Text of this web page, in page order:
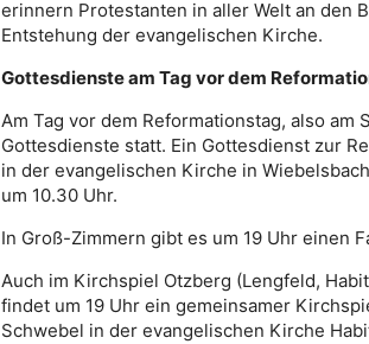
erinnern Protestanten in aller Welt an den
Entstehung der evangelischen Kirche.
Gottesdienste am Tag vor dem
Am Tag vor dem Reformationstag, also
Gottesdienste statt. Ein Gottesdienst zur
in der evangelischen Kirche in
um 10.30 Uhr.
In Groß-Zimmern gibt es um 19 Uhr einen
Auch im Kirchspiel Otzberg (Lengfeld,
findet um 19 Uhr ein gemeinsamer
Schwebel in der evangelischen Kirche